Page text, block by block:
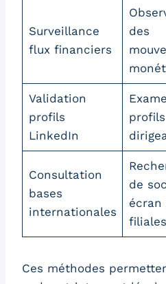
Surveillance
flux financiers
des
Validation
profils
LinkedIn
profils
Consultation
bases
internationales
de
écran
filiales
Ces méthodes